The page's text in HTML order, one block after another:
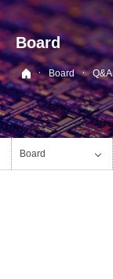
Board
· Board · Q&A
Board